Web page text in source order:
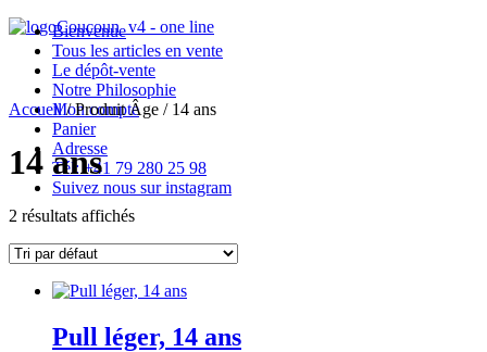
Bienvenue
Tous les articles en vente
Le dépôt-vente
Notre Philosophie
Mon compte
Panier
Adresse
Tél: +41 79 280 25 98
Suivez nous sur instagram

Accueil/ Produit Âge / 14 ans
14 ans
2 résultats affichés
Pull léger, 14 ans